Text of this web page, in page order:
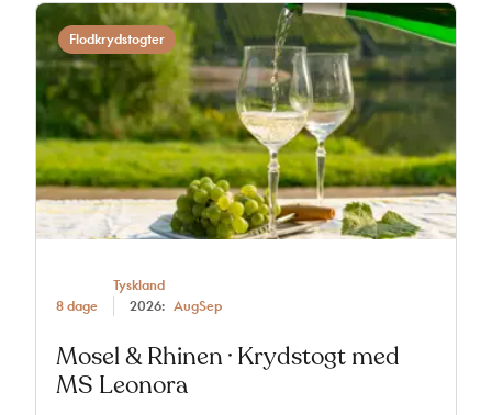
Flodkrydstogter
Tyskland
8 dage
2026: AugSep
Mosel & Rhinen · Krydstogt med
MS Leonora